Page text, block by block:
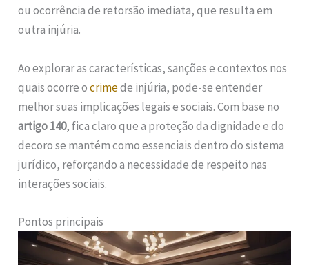
ou ocorrência de retorsão imediata, que resulta em
outra injúria.
Ao explorar as características, sanções e contextos nos
quais ocorre ocrimede injúria, pode-se entender
melhor suas implicações legais e sociais. Com base no
artigo 140, fica claro que a proteção da dignidade e do
decoro se mantém como essenciais dentro do sistema
jurídico, reforçando a necessidade de respeito nas
interações sociais.
Pontos principais